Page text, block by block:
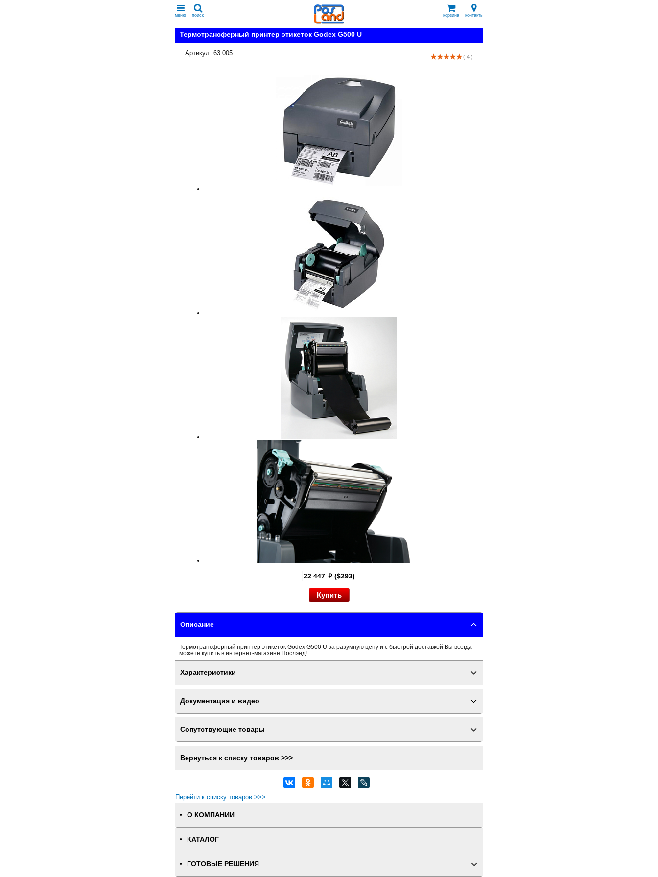
меню поиск корзина контакты
Термотрансферный принтер этикеток Godex G500 U
Артикул: 63 005
( 4 )
22 447p($293)
Описание
Термотрансферный принтер этикеток Godex G500 U за разумную цену и с быстрой доставкой Вы всегда
можете купить в интернет-магазине Послэнд!
Характеристики
Документация и видео
Сопутствующие товары
Вернуться к списку товаров >>>
Перейти к списку товаров >>>
О КОМПАНИИ
КАТАЛОГ
ГОТОВЫЕ РЕШЕНИЯ